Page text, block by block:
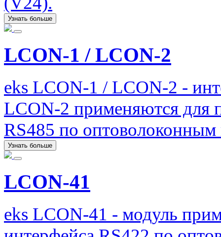
Узнать больше
LCON-1 / LCON-2
eks LCON-1 / LCON-2 -
LCON-2 применяются для
RS485 по оптоволоконным
Узнать больше
LCON-41
eks LCON-41 - модуль